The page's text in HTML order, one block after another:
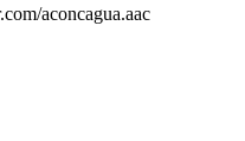
aconcagua.aac